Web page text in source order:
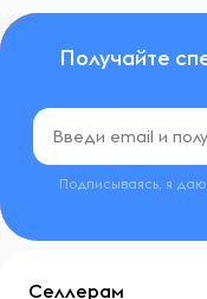
Получайте
Подписываясь, я
Селлерам